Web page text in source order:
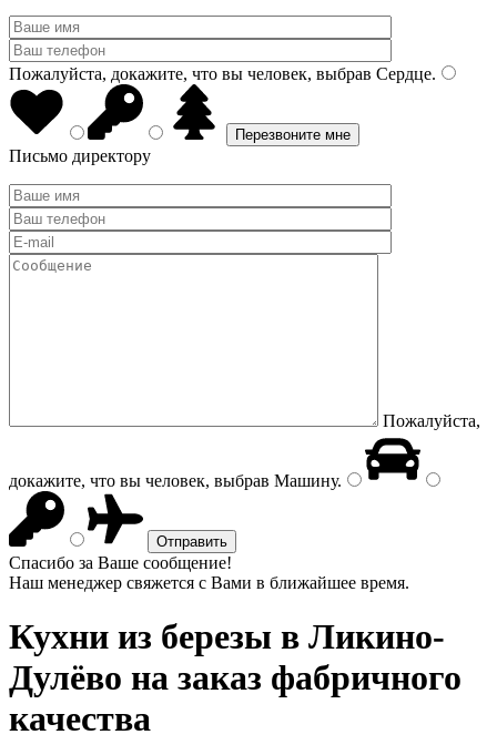
Пожалуйста, докажите, что вы человек, выбрав Сердце.
Письмо директору
Пожалуйста,
докажите, что вы человек, выбрав Машину.
Спасибо за Ваше сообщение!
Наш менеджер свяжется с Вами в ближайшее время.
Кухни из березы в Ликино-
Дулёво на заказ фабричного
качества